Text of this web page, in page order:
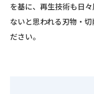
を基に、再生技術も日
ないと思われる刃物・
ださい。